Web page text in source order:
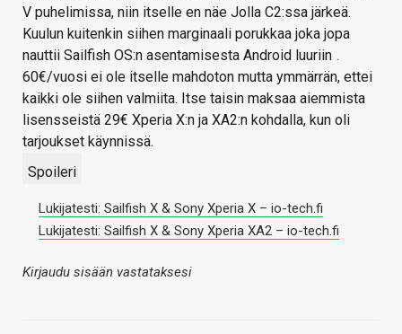
V puhelimissa, niin itselle en näe Jolla C2:ssa järkeä.
Kuulun kuitenkin siihen marginaali porukkaa joka jopa
nauttii Sailfish OS:n asentamisesta Android luuriin .
60€/vuosi ei ole itselle mahdoton mutta ymmärrän, ettei
kaikki ole siihen valmiita. Itse taisin maksaa aiemmista
lisensseistä 29€ Xperia X:n ja XA2:n kohdalla, kun oli
tarjoukset käynnissä.
Spoileri
Lukijatesti: Sailfish X & Sony Xperia X – io-tech.fi
Lukijatesti: Sailfish X & Sony Xperia XA2 – io-tech.fi
Kirjaudu sisään vastataksesi